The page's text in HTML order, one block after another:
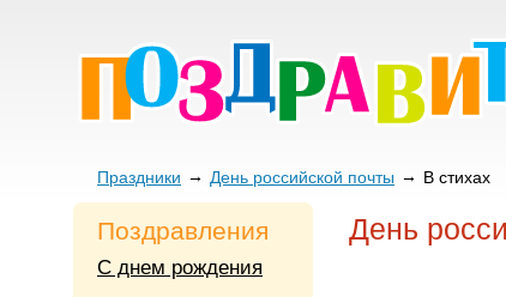
Праздники День российской почты В стихах
День
Поздравления
С днем рождения